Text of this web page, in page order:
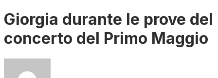
Giorgia durante le prove del
concerto del Primo Maggio